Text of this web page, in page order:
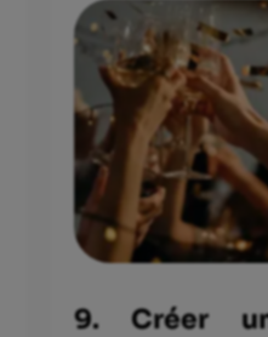
9. Créer